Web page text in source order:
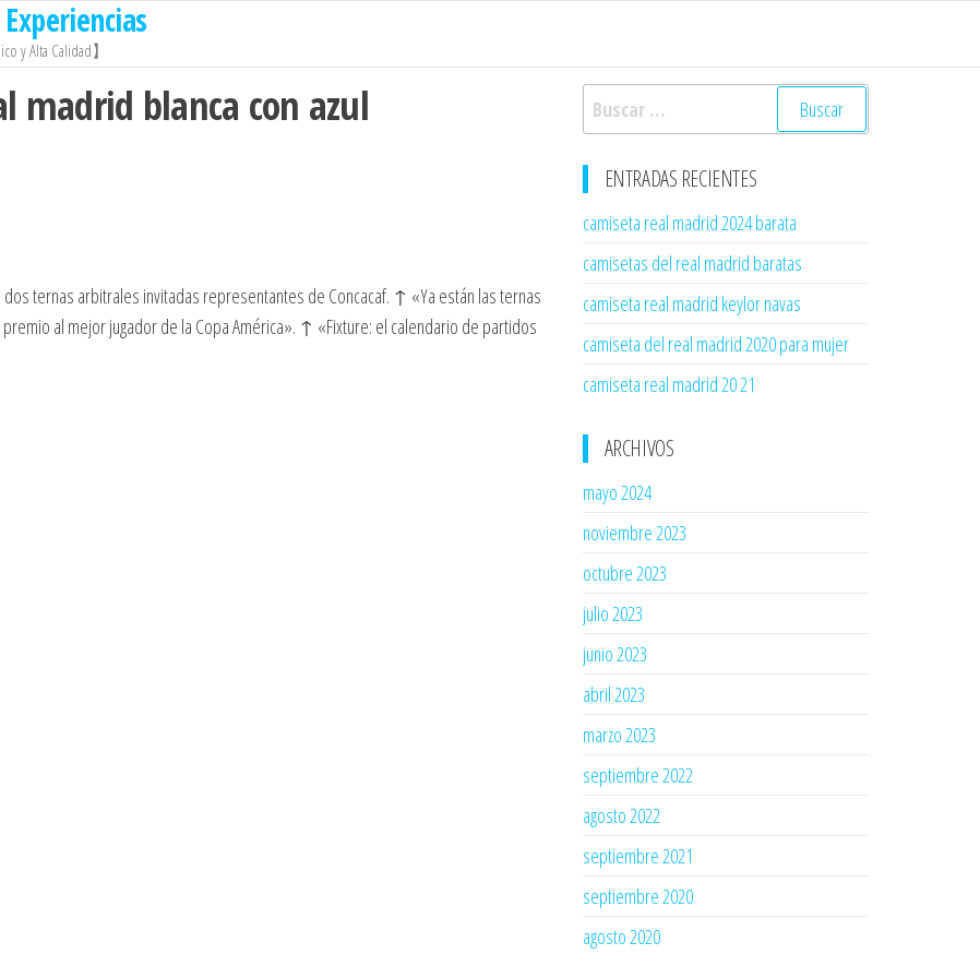
y Alta Calidad】
madrid blanca con azul
dos ternas arbitrales invitadas representantes de Concacaf. ↑ «Ya están las ternas
al mejor jugador de la Copa América». ↑ «Fixture: el calendario de partidos
Buscar:
ENTRADAS RECIENTES
camiseta real madrid 2024 barata
camisetas del real madrid baratas
camiseta real madrid keylor navas
camiseta del real madrid 2020 para mujer
camiseta real madrid 20 21
ARCHIVOS
mayo 2024
noviembre 2023
octubre 2023
julio 2023
junio 2023
abril 2023
marzo 2023
septiembre 2022
agosto 2022
septiembre 2021
septiembre 2020
agosto 2020